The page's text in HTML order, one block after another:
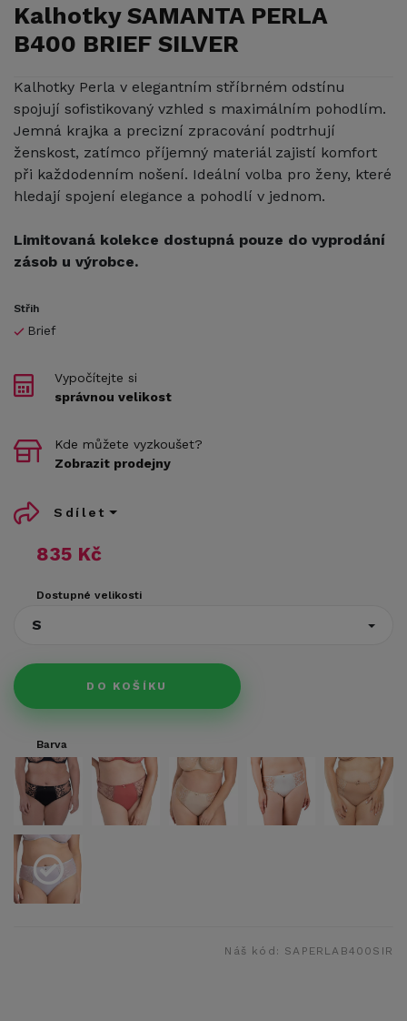
Kalhotky SAMANTA PERLA
B400 BRIEF SILVER
Kalhotky Perla v elegantním stříbrném odstínu
spojují sofistikovaný vzhled s maximálním pohodlím.
Jemná krajka a precizní zpracování podtrhují
ženskost, zatímco příjemný materiál zajistí komfort
při každodenním nošení. Ideální volba pro ženy, které
hledají spojení elegance a pohodlí v jednom.
Limitovaná kolekce dostupná pouze do vyprodání
zásob u výrobce.
Střih
Brief
835 Kč
Dostupné velikosti
S
DO KOŠÍKU
Vypočítejte si
správnou velikost
Kde můžete vyzkoušet?
Zobrazit prodejny
Sdílet
Barva
Náš kód: SAPERLAB400SIR